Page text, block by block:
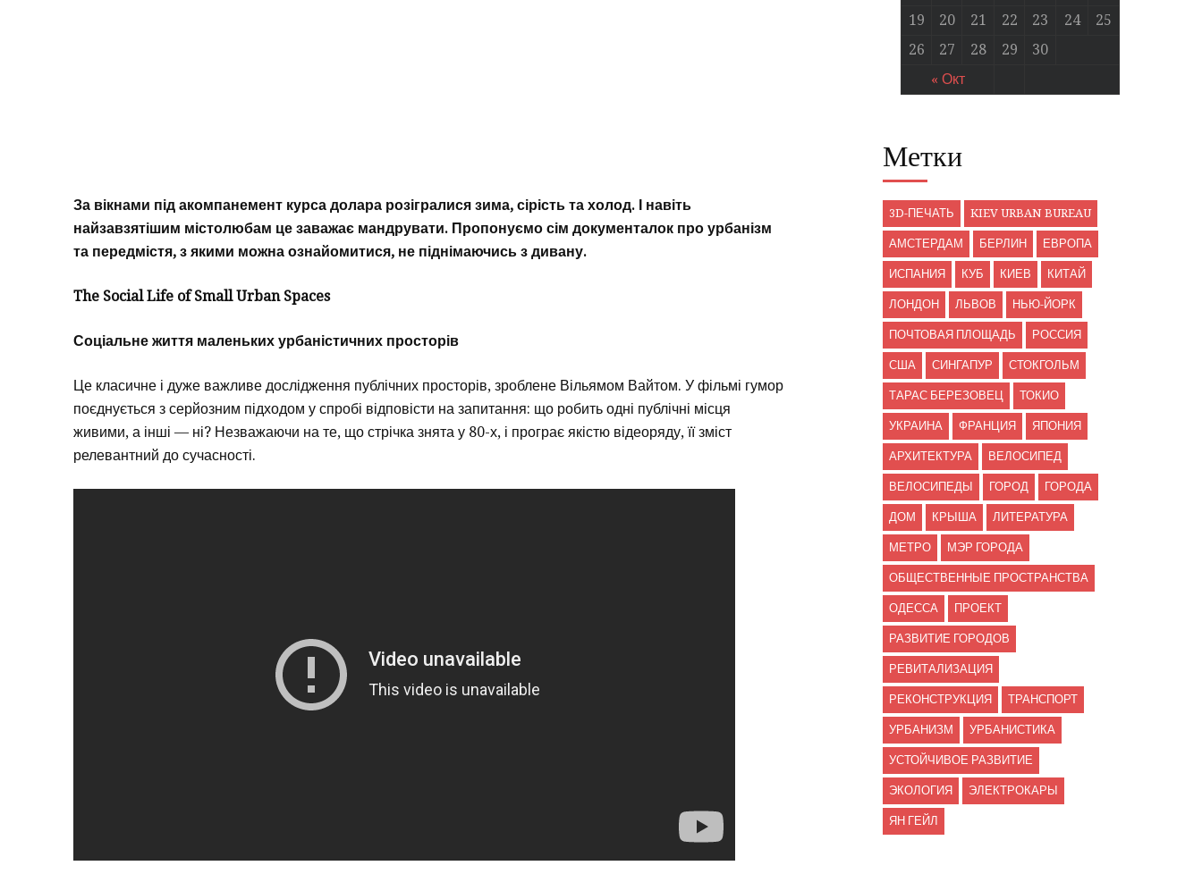
За вікнами під акомпанемент курса долара розігралися зима, сірість та холод. І навіть
найзавзятішим містолюбам це заважає мандрувати. Пропонуємо сім документалок про урбанізм
та передмістя, з якими можна ознайомитися, не піднімаючись з дивану.
The Social Life of Small Urban Spaces
Соціальне життя маленьких урбаністичних просторів
Це класичне і дуже важливе дослідження публічних просторів, зроблене Вільямом Вайтом. У фільмі гумор
поєднується з серйозним підходом у спробі відповісти на запитання: що робить одні публічні місця
живими, а інші — ні? Незважаючи на те, що стрічка знята у 80-х, і програє якістю відеоряду, її зміст
релевантний до сучасності.
« Окт
19
20 21 22 23 24
25
26
27 28 29 30
Метки
3D-ПЕЧАТЬ KIEV URBAN BUREAU
АМСТЕРДАМ БЕРЛИН ЕВРОПА
ИСПАНИЯ КУБ КИЕВ КИТАЙ
ЛОНДОН ЛЬВОВ НЬЮ-ЙОРК
ПОЧТОВАЯ ПЛОЩАДЬ РОССИЯ
США СИНГАПУР СТОКГОЛЬМ
ТАРАС БЕРЕЗОВЕЦ ТОКИО
УКРАИНА ФРАНЦИЯ ЯПОНИЯ
АРХИТЕКТУРА ВЕЛОСИПЕД
ВЕЛОСИПЕДЫ ГОРОД ГОРОДА
ДОМ КРЫША ЛИТЕРАТУРА
МЕТРО МЭР ГОРОДА
ОБЩЕСТВЕННЫЕ ПРОСТРАНСТВА
ОДЕССА ПРОЕКТ
РАЗВИТИЕ ГОРОДОВ
РЕВИТАЛИЗАЦИЯ
РЕКОНСТРУКЦИЯ ТРАНСПОРТ
УРБАНИЗМ УРБАНИСТИКА
УСТОЙЧИВОЕ РАЗВИТИЕ
ЭКОЛОГИЯ ЭЛЕКТРОКАРЫ
ЯН ГЕЙЛ